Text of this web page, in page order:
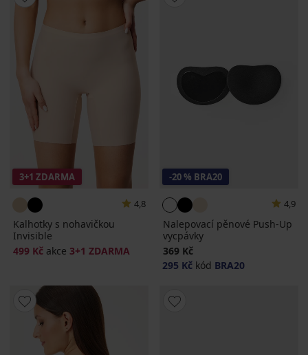
3+1 ZDARMA
4,8
Kalhotky s nohavičkou
Invisible
499 Kč akce 3+1 ZDARMA
-20 % BRA20
4,9
Nalepovací pěnové Push-Up
vycpávky
369 Kč
295 Kč kód BRA20